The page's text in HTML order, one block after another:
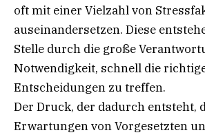
oft mit einer Vielzahl von
auseinandersetzen. Diese
Stelle durch die große
Notwendigkeit, schnell die
Entscheidungen zu treffen.
Der Druck, der dadurch entsteht,
Erwartungen von Vorgesetzten